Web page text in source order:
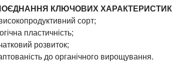
КЛЮЧОВИХ ХАРАКТЕРИСТИК
сорт;
пластичність;
розвиток;
до органічного вирощування.